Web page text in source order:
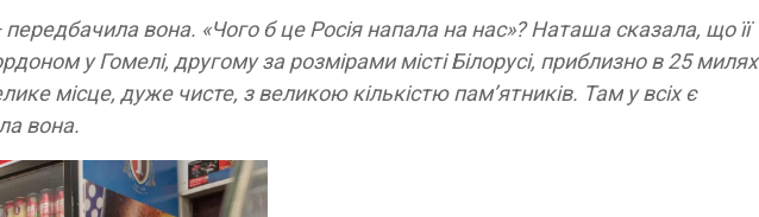
передбачила вона. «Чого б це Росія напала на нас»? Наташа сказала, що її
у Гомелі, другому за розмірами місті Білорусі, приблизно в 25 милях
місце, дуже чисте, з великою кількістю пам’ятників. Там у всіх є
вона.